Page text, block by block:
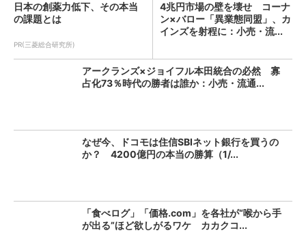
日本の創薬力低下、その本当
の課題とは
PR(三菱総合研究所)
4兆円市場の壁を壊せ コーナ
ン×バロー「異業態同盟」、カ
インズを射程に：小売・流...
アークランズ×ジョイフル本田統合の必然 寡
占化73％時代の勝者は誰か：小売・流通...
なぜ今、ドコモは住信SBIネット銀行を買うの
か？ 4200億円の本当の勝算（1/...
「食べログ」「価格.com」を各社が“喉から手
が出る”ほど欲しがるワケ カカクコ...